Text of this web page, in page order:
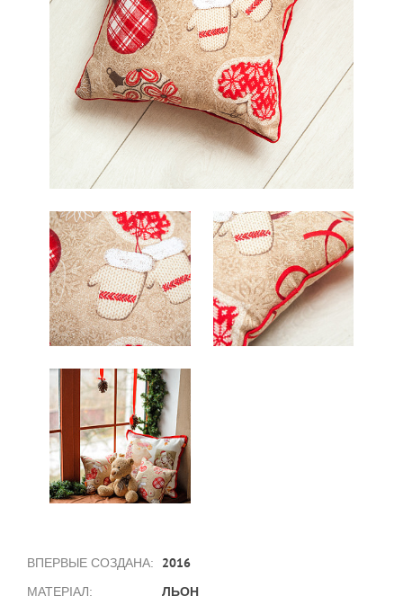
ВПЕРВЫЕ СОЗДАНА: 2016
МАТЕРІАЛ: ЛЬОН